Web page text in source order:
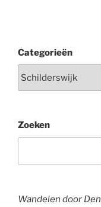
Categorieën
Zoeken
Wandelen door